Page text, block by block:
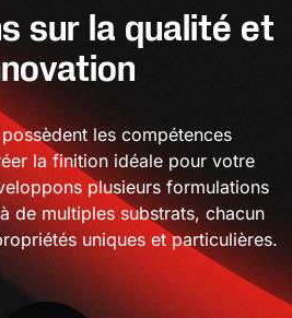
sur la qualité et
les compétences
la finition idéale pour votre
plusieurs formulations
de multiples substrats, chacun
uniques et particulières.